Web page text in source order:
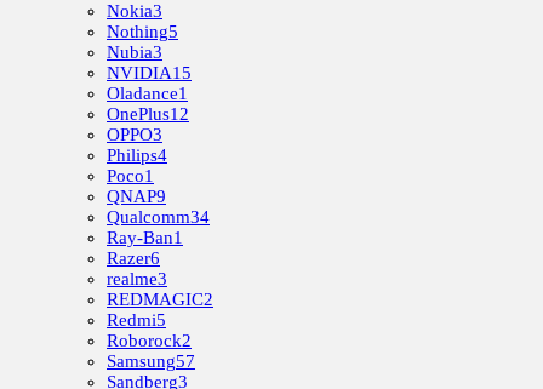
Nokia3
Nothing5
Nubia3
NVIDIA15
Oladance1
OnePlus12
OPPO3
Philips4
Poco1
QNAP9
Qualcomm34
Ray-Ban1
Razer6
realme3
REDMAGIC2
Redmi5
Roborock2
Samsung57
Sandberg3